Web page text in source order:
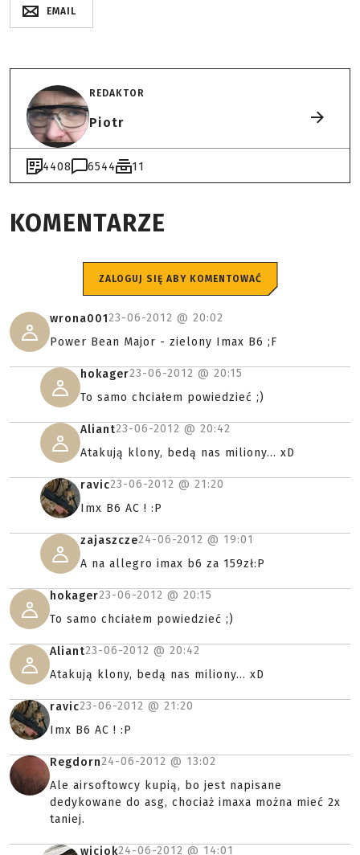
EMAIL
REDAKTOR
Piotr
4408 6544 11
KOMENTARZE
ZALOGUJ SIĘ ABY KOMENTOWAĆ
wrona00123-06-2012 @ 20:02
Power Bean Major - zielony Imax B6 ;F
hokager23-06-2012 @ 20:15
To samo chciałem powiedzieć ;)
Aliant23-06-2012 @ 20:42
Atakują klony, bedą nas miliony... xD
ravic23-06-2012 @ 21:20
Imx B6 AC ! :P
zajaszcze24-06-2012 @ 19:01
A na allegro imax b6 za 159zł:P
hokager23-06-2012 @ 20:15
To samo chciałem powiedzieć ;)
Aliant23-06-2012 @ 20:42
Atakują klony, bedą nas miliony... xD
ravic23-06-2012 @ 21:20
Imx B6 AC ! :P
Regdorn24-06-2012 @ 13:02
Ale airsoftowcy kupią, bo jest napisane
dedykowane do asg, chociaż imaxa można mieć 2x
taniej.
wiciok24-06-2012 @ 14:01